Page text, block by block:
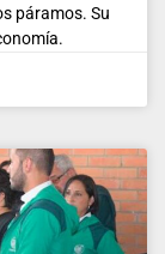
páramos. Su